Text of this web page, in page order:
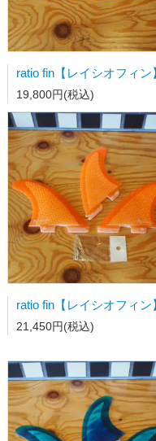
19,800円(税込)
21,450円(税込)